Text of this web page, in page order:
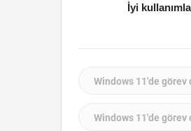
İyi
Windows 11'de görev
Windows 11'de